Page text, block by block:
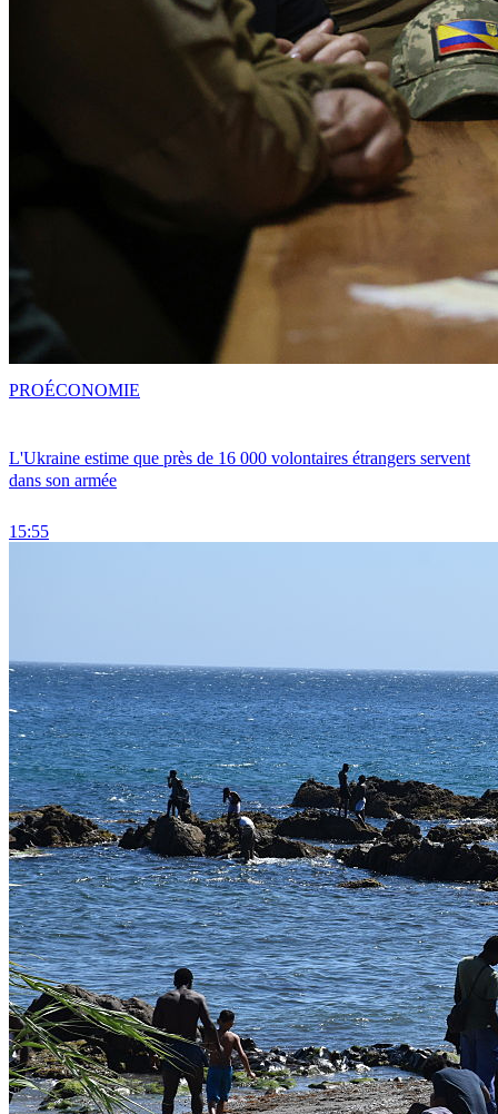
L'Ukraine estime que près de 16 000 volontaires étrangers servent
dans son armée
15:55
PROÉCONOMIE